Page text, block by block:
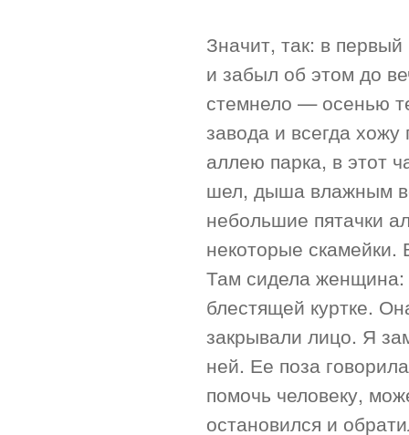
Значит, так: в
и забыл об этом до
стемнело — осенью
завода и всегда
аллею парка, в этот
шел, дыша влажным
небольшие пятачки
некоторые
Там сидела
блестящей куртке.
закрывали лицо. Я
ней. Ее поза
помочь человеку,
остановился и